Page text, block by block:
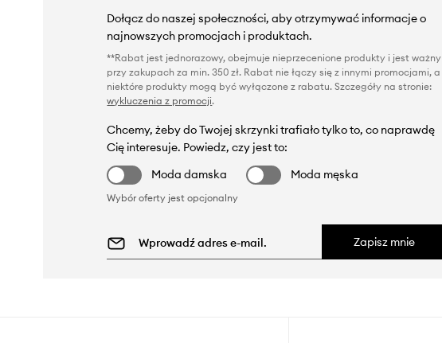
Dołącz do naszej społeczności, aby otrzymywać informacje o
najnowszych promocjach i produktach.
**Rabat jest jednorazowy, obejmuje nieprzecenione produkty i jest ważny
przy zakupach za min. 350 zł. Rabat nie łączy się z innymi promocjami, a
niektóre produkty mogą być wyłączone z rabatu. Szczegóły na stronie:
wykluczenia z promocji.
Chcemy, żeby do Twojej skrzynki trafiało tylko to, co naprawdę
Cię interesuje. Powiedz, czy jest to:
Moda damska
Moda męska
Wybór oferty jest opcjonalny
Zapisz mnie